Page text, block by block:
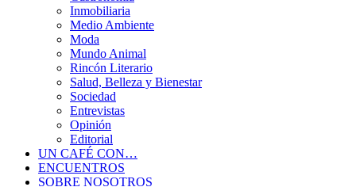
Inmobiliaria
Medio Ambiente
Moda
Mundo Animal
Rincón Literario
Salud, Belleza y Bienestar
Sociedad
Entrevistas
Opinión
Editorial
UN CAFÉ CON…
ENCUENTROS
SOBRE NOSOTROS